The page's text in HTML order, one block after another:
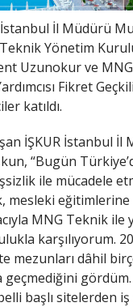
İl Müdürü
Yönetim
Uzunokur ve
Fikret
katıldı.
İŞKUR İstanbul İl
“Bugün
ile mücadele
mesleki eğitimlerine
MNG Teknik ile
karşılıyorum.
mezunları dâhil
gördüm.
başlı sitelerden iş